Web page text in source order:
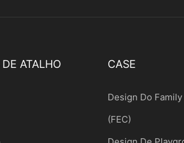
ATALHO CASE
Design Do
(FEC)